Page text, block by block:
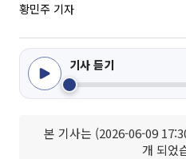
황민주 기자
기사 듣기
본 기사는 (2026-06-09
개 되었